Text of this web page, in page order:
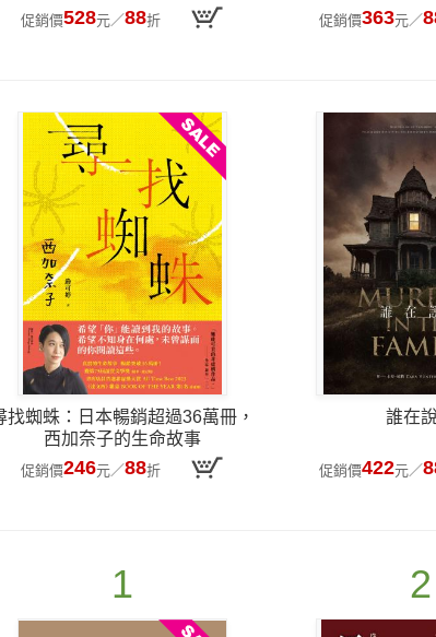
家收錄訪談音檔】(epub)
促銷價528元／88折 促銷價363元／
找蜘蛛：日本暢銷超過36萬冊，
西加奈子的生命故事
促銷價246元／88折
誰在
促銷價422元／
1 2